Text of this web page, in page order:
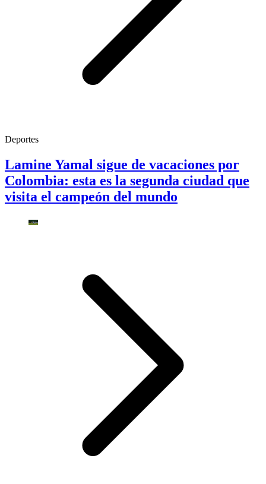
Deportes
Lamine Yamal sigue de vacaciones por
Colombia: esta es la segunda ciudad que
visita el campeón del mundo